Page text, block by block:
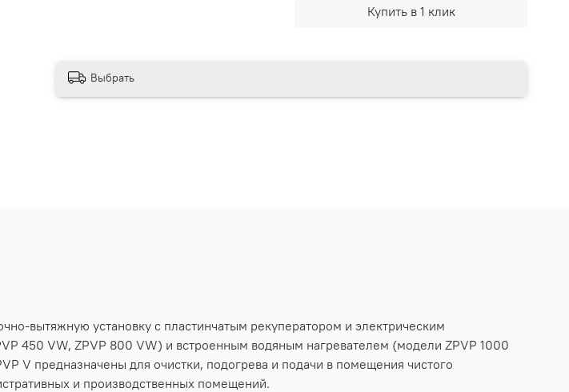
Купить в 1 клик
Выбрать
вытяжную установку с пластинчатым рекуператором и электрическим
450 VW, ZPVP 800 VW) и встроенным водяным нагревателем (модели ZPVP 1000
V предназначены для очистки, подогрева и подачи в помещения чистого
и производственных помещений.